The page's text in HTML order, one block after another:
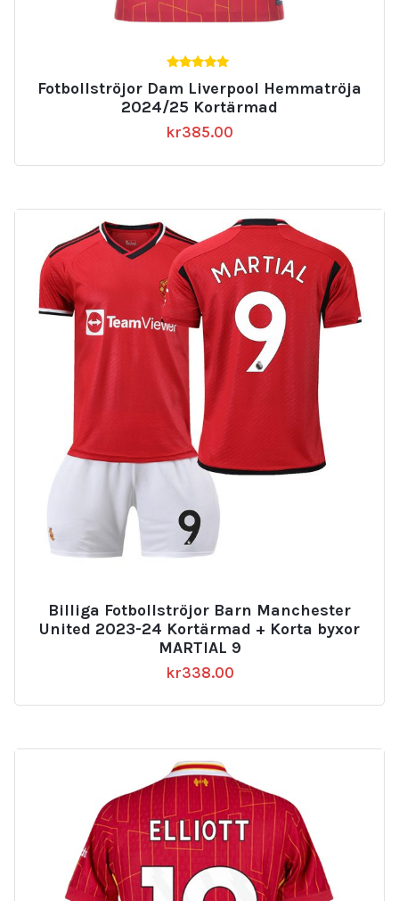
av 5
Fotbollströjor Dam Liverpool Hemmatröja
2024/25 Kortärmad
kr385.00
Billiga Fotbollströjor Barn Manchester
United 2023-24 Kortärmad + Korta byxor
MARTIAL 9
kr338.00